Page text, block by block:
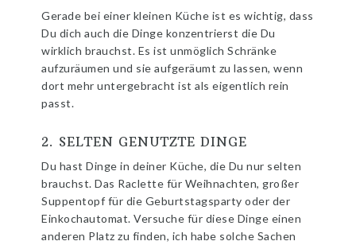
Gerade bei einer kleinen Küche ist es wichtig, dass
Du dich auch die Dinge konzentrierst die Du
wirklich brauchst. Es ist unmöglich Schränke
aufzuräumen und sie aufgeräumt zu lassen, wenn
dort mehr untergebracht ist als eigentlich rein
passt.
2. SELTEN GENUTZTE DINGE
Du hast Dinge in deiner Küche, die Du nur selten
brauchst. Das Raclette für Weihnachten, großer
Suppentopf für die Geburtstagsparty oder der
Einkochautomat. Versuche für diese Dinge einen
anderen Platz zu finden, ich habe solche Sachen